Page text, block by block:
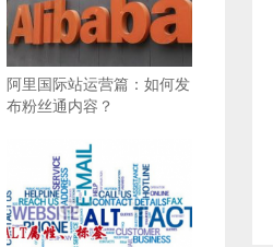
阿里国际站运营篇：如何发
布粉丝通内容？